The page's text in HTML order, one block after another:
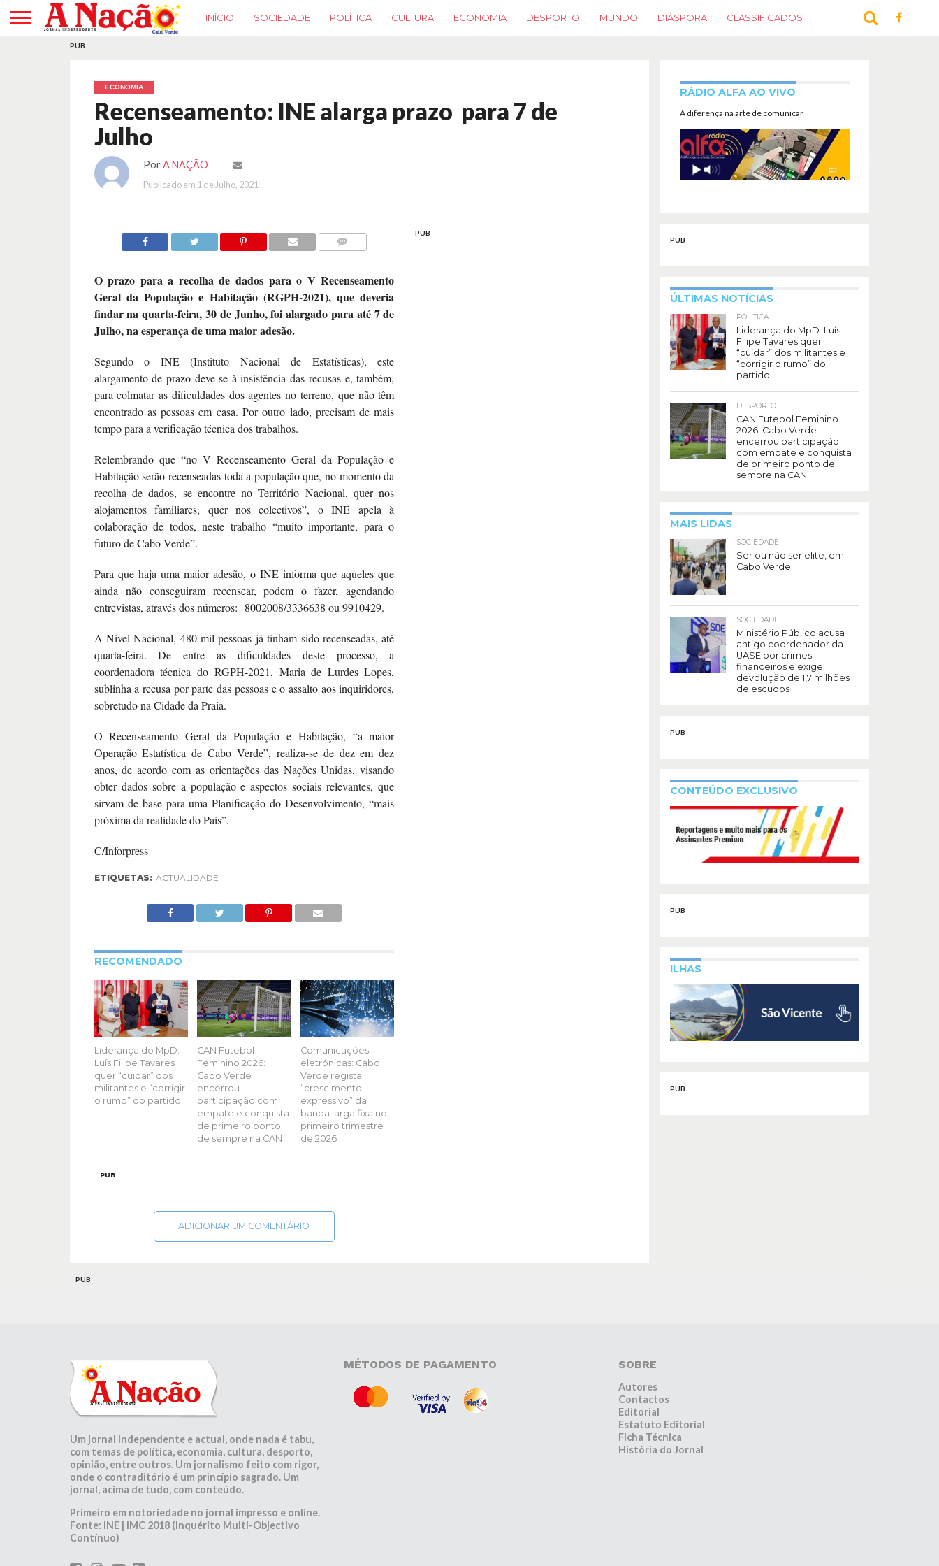
INÍCIO SOCIEDADE POLÍTICA CULTURA ECONOMIA DESPORTO MUNDO DIÁSPORA CLASSIFICADOS
PUB
ECONOMIA
Recenseamento: INE alarga prazo para 7 de
Julho
Por A NAÇÃO
Publicado em 1 de Julho, 2021
O prazo para a recolha de dados para o V Recenseamento
Geral da População e Habitação (RGPH-2021), que deveria
findar na quarta-feira, 30 de Junho, foi alargado para até 7 de
Julho, na esperança de uma maior adesão.
Segundo o INE (Instituto Nacional de Estatísticas), este
alargamento de prazo deve-se à insistência das recusas e, também,
para colmatar as dificuldades dos agentes no terreno, que não têm
encontrado as pessoas em casa. Por outro lado, precisam de mais
tempo para a verificação técnica dos trabalhos.
Relembrando que “no V Recenseamento Geral da População e
Habitação serão recenseadas toda a população que, no momento da
recolha de dados, se encontre no Território Nacional, quer nos
alojamentos familiares, quer nos colectivos”, o INE apela à
colaboração de todos, neste trabalho “muito importante, para o
futuro de Cabo Verde”.
Para que haja uma maior adesão, o INE informa que aqueles que
ainda não conseguiram recensear, podem o fazer, agendando
entrevistas, através dos números: 8002008/3336638 ou 9910429.
A Nível Nacional, 480 mil pessoas já tinham sido recenseadas, até
quarta-feira. De entre as dificuldades deste processo, a
coordenadora técnica do RGPH-2021, Maria de Lurdes Lopes,
sublinha a recusa por parte das pessoas e o assalto aos inquiridores,
sobretudo na Cidade da Praia.
O Recenseamento Geral da População e Habitação, “a maior
Operação Estatística de Cabo Verde”, realiza-se de dez em dez
anos, de acordo com as orientações das Nações Unidas, visando
obter dados sobre a população e aspectos sociais relevantes, que
sirvam de base para uma Planificação do Desenvolvimento, “mais
próxima da realidade do País”.
C/Inforpress
ETIQUETAS: ACTUALIDADE
RECOMENDADO
Liderança do MpD:
Luís Filipe Tavares
quer “cuidar” dos
militantes e “corrigir
o rumo” do partido
CAN Futebol
Feminino 2026:
Cabo Verde
encerrou
participação com
empate e conquista
de primeiro ponto
de sempre na CAN
Comunicações
eletrónicas: Cabo
Verde regista
“crescimento
expressivo” da
banda larga fixa no
primeiro trimestre
de 2026
PUB
ADICIONAR UM COMENTÁRIO
PUB
RÁDIO ALFA AO VIVO
A diferença na arte de comunicar
PUB
ÚLTIMAS NOTÍCIAS
POLÍTICA
Liderança do MpD: Luís
Filipe Tavares quer
“cuidar” dos militantes e
“corrigir o rumo” do
partido
DESPORTO
CAN Futebol Feminino
2026: Cabo Verde
encerrou participação
com empate e conquista
de primeiro ponto de
sempre na CAN
MAIS LIDAS
SOCIEDADE
Ser ou não ser elite, em
Cabo Verde
SOCIEDADE
Ministério Público acusa
antigo coordenador da
UASE por crimes
financeiros e exige
devolução de 1,7 milhões
de escudos
PUB
CONTEÚDO EXCLUSIVO
PUB
ILHAS
PUB
PUB
Um jornal independente e actual, onde nada é tabu,
com temas de política, economia, cultura, desporto,
opinião, entre outros. Um jornalismo feito com rigor,
onde o contraditório é um princípio sagrado. Um
jornal, acima de tudo, com conteúdo.
Primeiro em notoriedade no jornal impresso e online.
Fonte: INE | IMC 2018 (Inquérito Multi-Objectivo
Contínuo)
MÉTODOS DE PAGAMENTO SOBRE
Autores
Contactos
Editorial
Estatuto Editorial
Ficha Técnica
História do Jornal